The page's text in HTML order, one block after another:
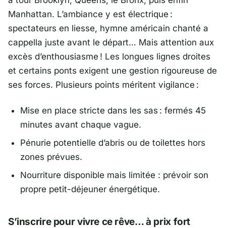
Manhattan. L’ambiance y est électrique :
spectateurs en liesse, hymne américain chanté a
cappella juste avant le départ… Mais attention aux
excès d’enthousiasme ! Les longues lignes droites
et certains ponts exigent une gestion rigoureuse de
ses forces. Plusieurs points méritent vigilance :
Mise en place stricte dans les sas : fermés 45
minutes avant chaque vague.
Pénurie potentielle d’abris ou de toilettes hors
zones prévues.
Nourriture disponible mais limitée : prévoir son
propre petit-déjeuner énergétique.
S’inscrire pour vivre ce rêve… à prix fort